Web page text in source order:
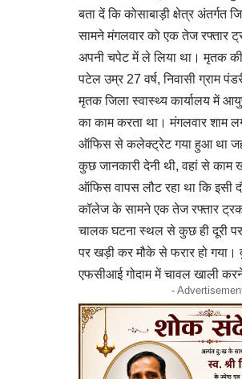
बता दें कि कोसाबाड़ी क्षेत्र
सामने मंगलवार को एक तेज रफ्तार
अपनी चपेट में ले लिया था। मृतक की
पटेल उम्र 27 वर्ष, निवासी ग्राम
मृतक जिला स्वास्थ्य कार्यालय में
का काम करता था। मंगलवार शाम
ऑफिस से कलेक्ट्रेट गया हुआ था
कुछ जानकारी देनी थी, वहां से काम
ऑफिस वापस लौट रहा था कि इसी
कॉलेज के सामने एक तेज रफ्तार
चालक घटना स्थल से कुछ ही दूरी
पर खड़ी कर मौके से फरार हो गया।
एफसीआई गोदाम में चावल खाली
-